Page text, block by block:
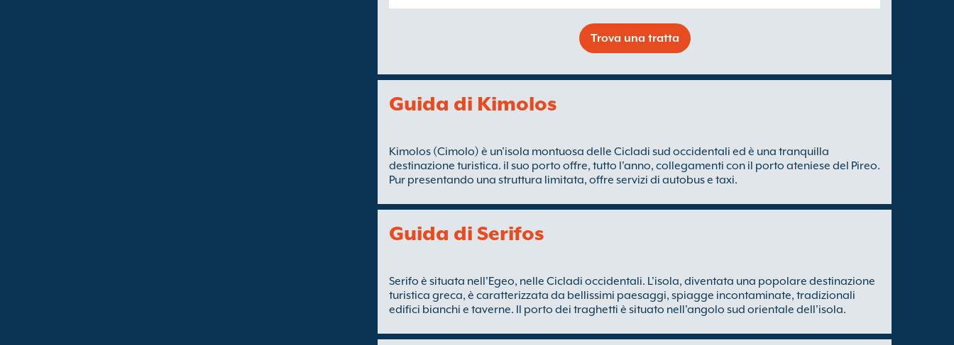
Trova una tratta
Guida di Kimolos
Kimolos (Cimolo) è un'isola montuosa delle Cicladi sud occidentali ed è una tranquilla
destinazione turistica. il suo porto offre, tutto l'anno, collegamenti con il porto ateniese del Pireo.
Pur presentando una struttura limitata, offre servizi di autobus e taxi.
Guida di Serifos
Serifo è situata nell'Egeo, nelle Cicladi occidentali. L'isola, diventata una popolare destinazione
turistica greca, è caratterizzata da bellissimi paesaggi, spiagge incontaminate, tradizionali
edifici bianchi e taverne. Il porto dei traghetti è situato nell'angolo sud orientale dell'isola.